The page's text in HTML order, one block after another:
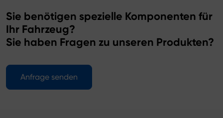
Sie benötigen spezielle Komponenten für
Ihr Fahrzeug?
Sie haben Fragen zu unseren Produkten?
Anfrage senden